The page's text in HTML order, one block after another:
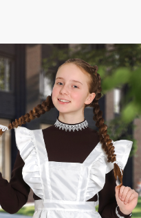
звонок
платье, воротничок
фартук